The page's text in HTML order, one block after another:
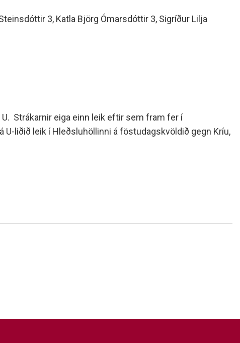
3, Katla Björg Ómarsdóttir 3, Sigríður Lilja
Strákarnir eiga einn leik eftir sem fram fer í
liðið leik í Hleðsluhöllinni á föstudagskvöldið gegn Kríu,